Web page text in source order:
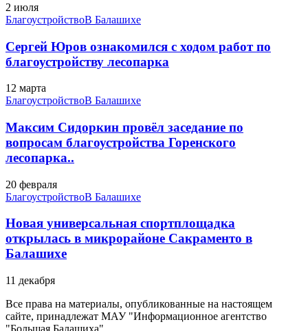
2 июля
БлагоустройствоВ Балашихе
Сергей Юров ознакомился с ходом работ по
благоустройству лесопарка
12 марта
БлагоустройствоВ Балашихе
Максим Сидоркин провёл заседание по
вопросам благоустройства Горенского
лесопарка..
20 февраля
БлагоустройствоВ Балашихе
Новая универсальная спортплощадка
открылась в микрорайоне Сакраменто в
Балашихе
11 декабря
Все права на материалы, опубликованные на настоящем
сайте, принадлежат МАУ "Информационное агентство